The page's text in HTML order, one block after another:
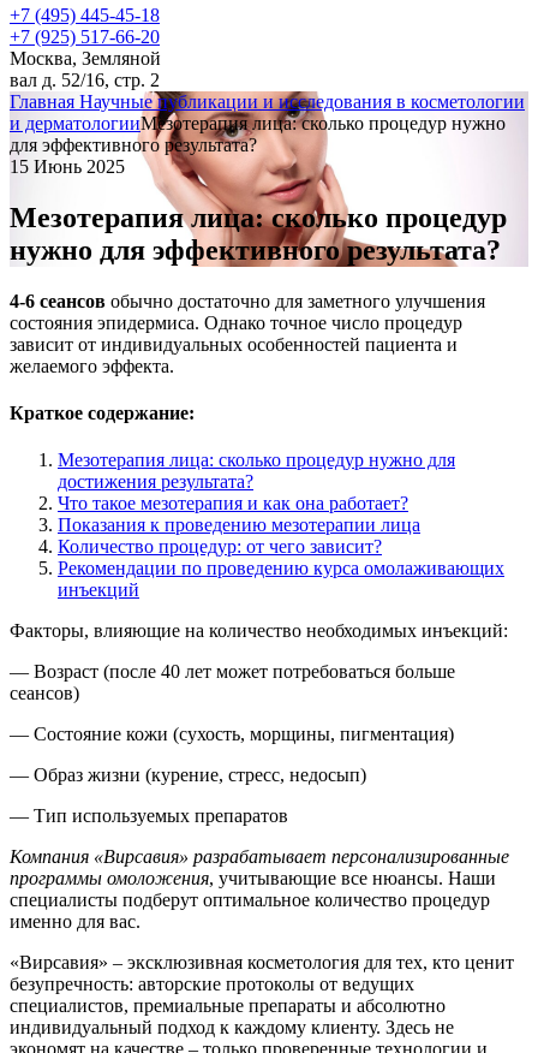
+7 (495) 445-45-18
+7 (925) 517-66-20
Москва, Земляной
вал д. 52/16, стр. 2
Главная Научные публикации и исследования в косметологии
и дерматологииМезотерапия лица: сколько процедур нужно
для эффективного результата?
15 Июнь 2025
Мезотерапия лица: сколько процедур
нужно для эффективного результата?
4-6 сеансов обычно достаточно для заметного улучшения
состояния эпидермиса. Однако точное число процедур
зависит от индивидуальных особенностей пациента и
желаемого эффекта.
Краткое содержание:
Мезотерапия лица: сколько процедур нужно для
достижения результата?
Что такое мезотерапия и как она работает?
Показания к проведению мезотерапии лица
Количество процедур: от чего зависит?
Рекомендации по проведению курса омолаживающих
инъекций
Факторы, влияющие на количество необходимых инъекций:
— Возраст (после 40 лет может потребоваться больше
сеансов)
— Состояние кожи (сухость, морщины, пигментация)
— Образ жизни (курение, стресс, недосып)
— Тип используемых препаратов
Компания «Вирсавия» разрабатывает персонализированные
программы омоложения, учитывающие все нюансы. Наши
специалисты подберут оптимальное количество процедур
именно для вас.
«Вирсавия» – эксклюзивная косметология для тех, кто ценит
безупречность: авторские протоколы от ведущих
специалистов, премиальные препараты и абсолютно
индивидуальный подход к каждому клиенту. Здесь не